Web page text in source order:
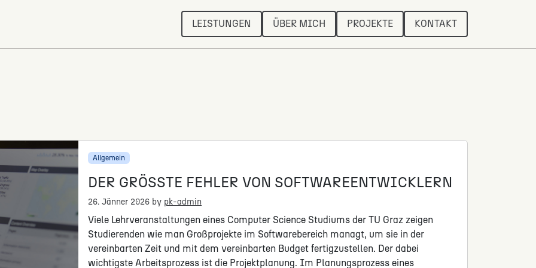
LEISTUNGEN
ÜBER MICH PROJEKTE KONTAKT
Allgemein
DER GRÖSSTE FEHLER VON SOFTWAREENTWICKLERN
26. Jänner 2026 by pk-admin
Viele Lehrveranstaltungen eines Computer Science Studiums der TU Graz zeigen
Studierenden wie man Großprojekte im Softwarebereich managt, um sie in der
vereinbarten Zeit und mit dem vereinbarten Budget fertigzustellen. Der dabei
wichtigste Arbeitsprozess ist die Projektplanung. Im Planungsprozess eines